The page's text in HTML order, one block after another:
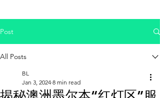
主页
公司简介
BLOG
Post
All Posts
BL
Jan 3, 2024 8 min read